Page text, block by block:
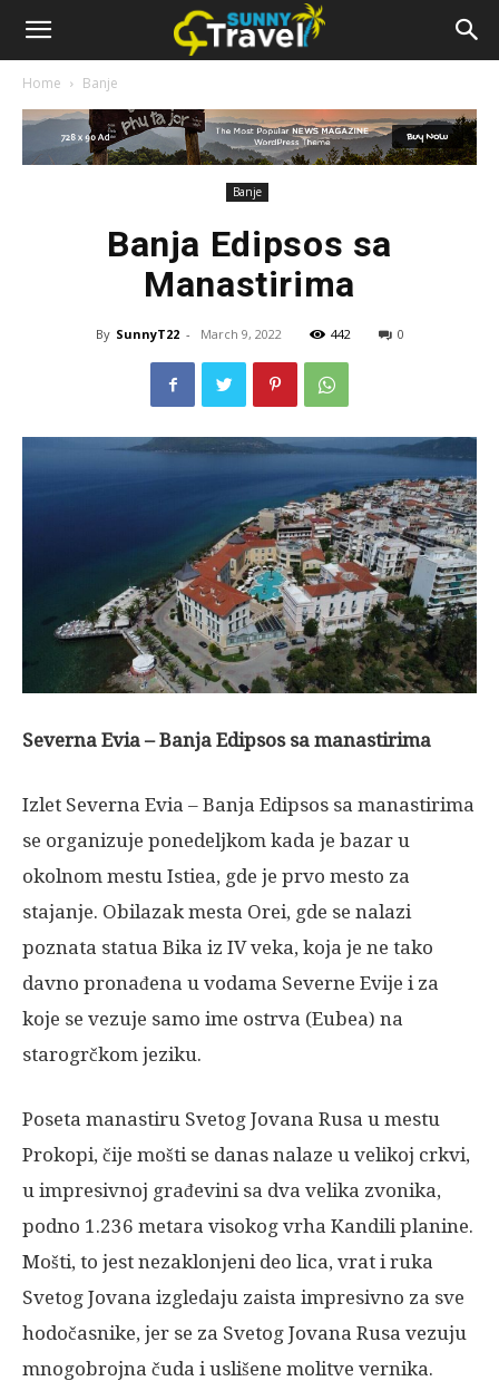
Home Banje
Banje
Banja Edipsos sa
Manastirima
By SunnyT22 - March 9, 2022 442 0
Severna Evia – Banja Edipsos sa manastirima
Izlet Severna Evia – Banja Edipsos sa manastirima
se organizuje ponedeljkom kada je bazar u
okolnom mestu Istiea, gde je prvo mesto za
stajanje. Obilazak mesta Orei, gde se nalazi
poznata statua Bika iz IV veka, koja je ne tako
davno pronađena u vodama Severne Evije i za
koje se vezuje samo ime ostrva (Eubea) na
starogrčkom jeziku.
Poseta manastiru Svetog Jovana Rusa u mestu
Prokopi, čije mošti se danas nalaze u velikoj crkvi,
u impresivnoj građevini sa dva velika zvonika,
podno 1.236 metara visokog vrha Kandili planine.
Mošti, to jest nezaklonjeni deo lica, vrat i ruka
Svetog Jovana izgledaju zaista impresivno za sve
hodočasnike, jer se za Svetog Jovana Rusa vezuju
mnogobrojna čuda i uslišene molitve vernika.